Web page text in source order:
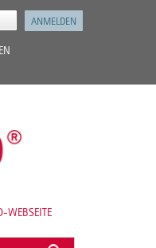
WEBSEITE